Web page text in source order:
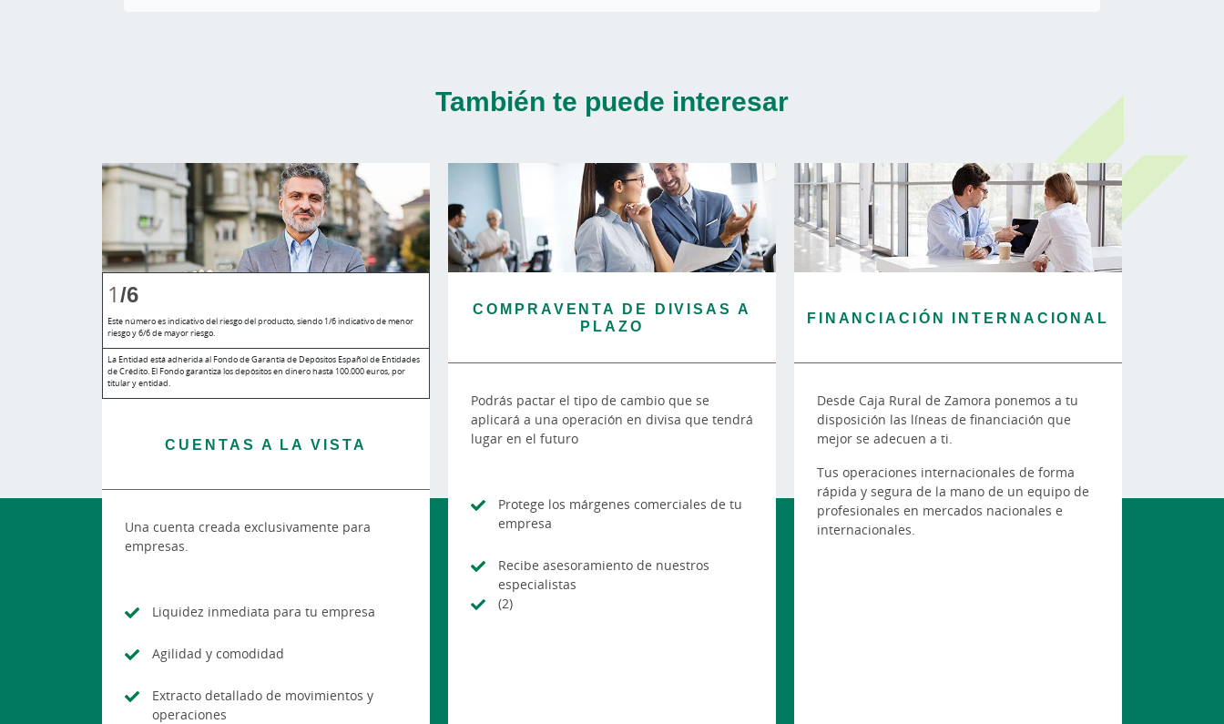
También te puede interesar
1/6
Este número es indicativo del riesgo del producto, siendo 1/6 indicativo de menor
riesgo y 6/6 de mayor riesgo.
La Entidad está adherida al Fondo de Garantía de Depósitos Español de Entidades
de Crédito. El Fondo garantiza los depósitos en dinero hasta 100.000 euros, por
titular y entidad.
CUENTAS A LA VISTA
Una cuenta creada exclusivamente para
empresas.
Liquidez inmediata para tu empresa
Agilidad y comodidad
Extracto detallado de movimientos y
operaciones
COMPRAVENTA DE DIVISAS A
PLAZO
Podrás pactar el tipo de cambio que se
aplicará a una operación en divisa que tendrá
lugar en el futuro
Protege los márgenes comerciales de tu
empresa
Recibe asesoramiento de nuestros
especialistas
(2)
FINANCIACIÓN INTERNACIONAL
Desde Caja Rural de Zamora ponemos a tu
disposición las líneas de financiación que
mejor se adecuen a ti.
Tus operaciones internacionales de forma
rápida y segura de la mano de un equipo de
profesionales en mercados nacionales e
internacionales.